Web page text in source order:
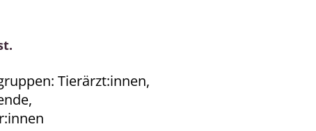
Tierärzt:innen,